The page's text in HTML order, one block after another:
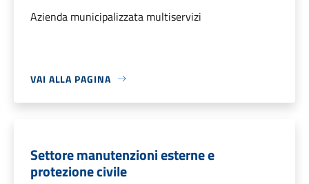
Azienda municipalizzata multiservizi
VAI ALLA PAGINA
Settore manutenzioni esterne e
protezione civile